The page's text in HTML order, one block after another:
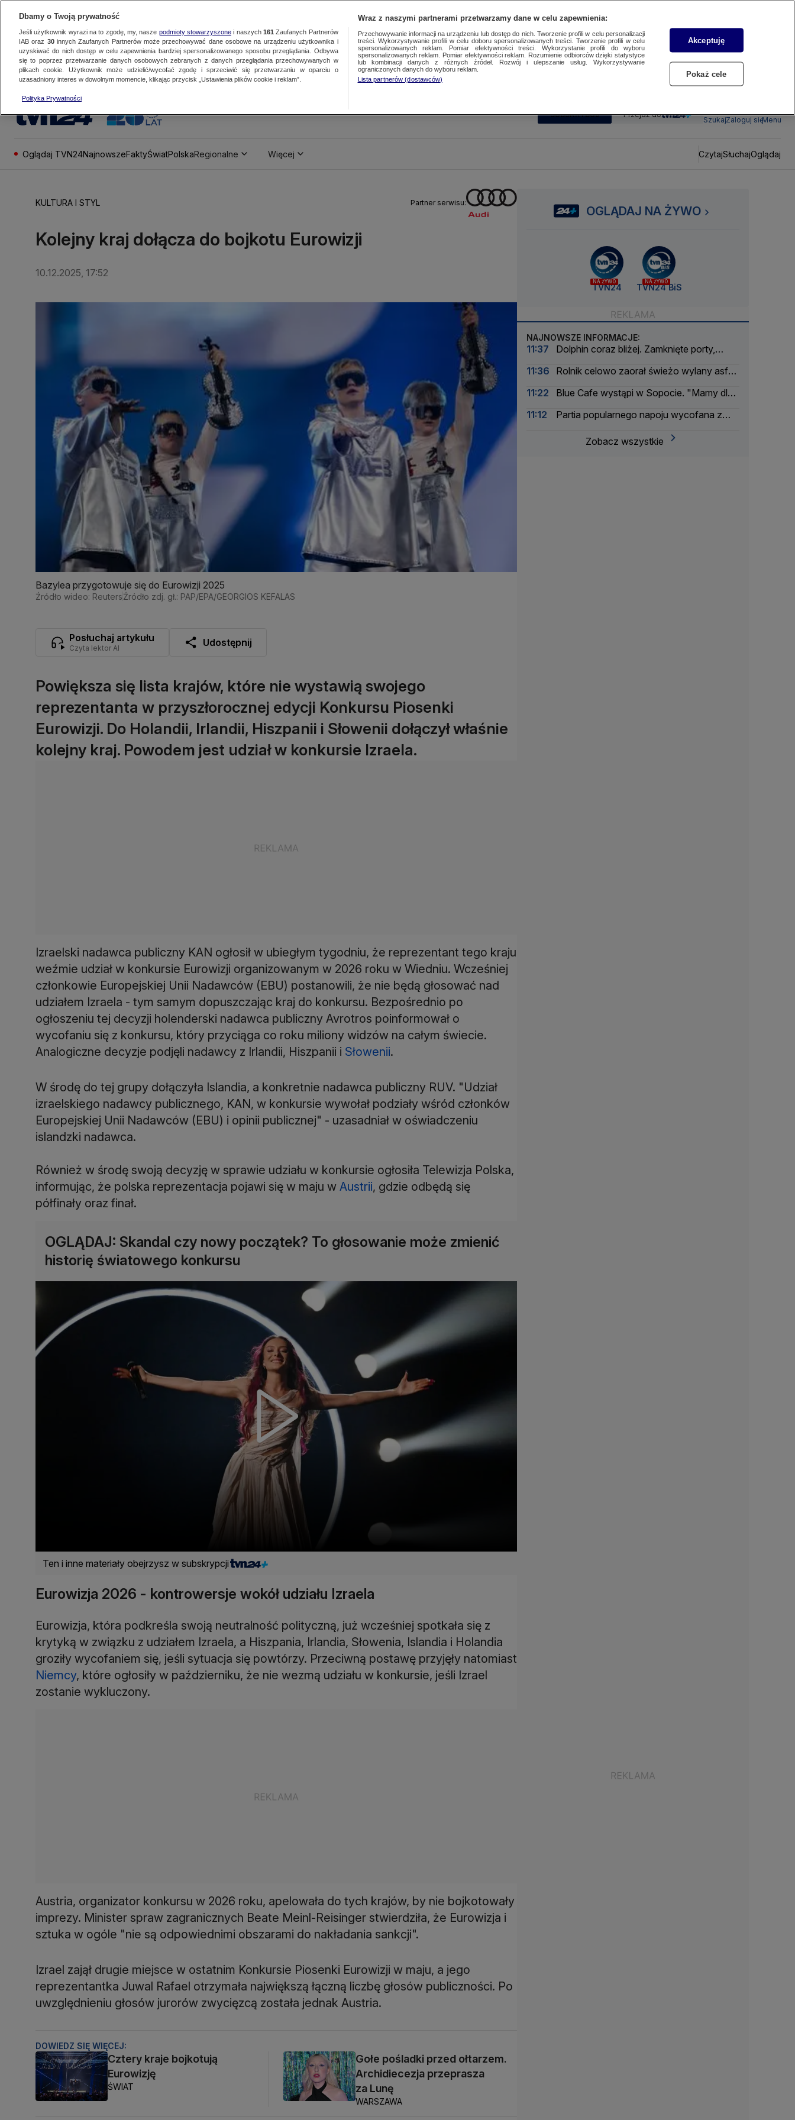
SUBSKRYBUJ Przejdź do
SzukajZaloguj sięMenu
Oglądaj TVN24NajnowszeFaktyŚwiatPolskaRegionalne Więcej CzytajSłuchajOglądaj
KULTURA I STYL Partner serwisu:
Kolejny kraj dołącza do bojkotu Eurowizji
10.12.2025, 17:52
Bazylea przygotowuje się do Eurowizji 2025
Źródło wideo: ReutersŹródło zdj. gł.: PAP/EPA/GEORGIOS KEFALAS
Posłuchaj artykułu
Czyta lektor AI Udostępnij
Powiększa się lista krajów, które nie wystawią swojego
reprezentanta w przyszłorocznej edycji Konkursu Piosenki
Eurowizji. Do Holandii, Irlandii, Hiszpanii i Słowenii dołączył właśnie
kolejny kraj. Powodem jest udział w konkursie Izraela.
Izraelski nadawca publiczny KAN ogłosił w ubiegłym tygodniu, że reprezentant tego kraju
weźmie udział w konkursie Eurowizji organizowanym w 2026 roku w Wiedniu. Wcześniej
członkowie Europejskiej Unii Nadawców (EBU) postanowili, że nie będą głosować nad
udziałem Izraela - tym samym dopuszczając kraj do konkursu. Bezpośrednio po
ogłoszeniu tej decyzji holenderski nadawca publiczny Avrotros poinformował o
wycofaniu się z konkursu, który przyciąga co roku miliony widzów na całym świecie.
Analogiczne decyzje podjęli nadawcy z Irlandii, Hiszpanii i Słowenii.
W środę do tej grupy dołączyła Islandia, a konkretnie nadawca publiczny RUV. "Udział
izraelskiego nadawcy publicznego, KAN, w konkursie wywołał podziały wśród członków
Europejskiej Unii Nadawców (EBU) i opinii publicznej" - uzasadniał w oświadczeniu
islandzki nadawca.
Również w środę swoją decyzję w sprawie udziału w konkursie ogłosiła Telewizja Polska,
informując, że polska reprezentacja pojawi się w maju w Austrii, gdzie odbędą się
półfinały oraz finał.
OGLĄDAJ: Skandal czy nowy początek? To głosowanie może zmienić
historię światowego konkursu
Ten i inne materiały obejrzysz w subskrypcji
Eurowizja 2026 - kontrowersje wokół udziału Izraela
Eurowizja, która podkreśla swoją neutralność polityczną, już wcześniej spotkała się z
krytyką w związku z udziałem Izraela, a Hiszpania, Irlandia, Słowenia, Islandia i Holandia
groziły wycofaniem się, jeśli sytuacja się powtórzy. Przeciwną postawę przyjęły natomiast
Niemcy, które ogłosiły w październiku, że nie wezmą udziału w konkursie, jeśli Izrael
zostanie wykluczony.
Austria, organizator konkursu w 2026 roku, apelowała do tych krajów, by nie bojkotowały
imprezy. Minister spraw zagranicznych Beate Meinl-Reisinger stwierdziła, że ​​Eurowizja i
sztuka w ogóle "nie są odpowiednimi obszarami do nakładania sankcji".
Izrael zajął drugie miejsce w ostatnim Konkursie Piosenki Eurowizji w maju, a jego
reprezentantka Juwal Rafael otrzymała największą łączną liczbę głosów publiczności. Po
uwzględnieniu głosów jurorów zwycięzcą została jednak Austria.
DOWIEDZ SIĘ WIĘCEJ:
Cztery kraje bojkotują
Eurowizję
ŚWIAT
Gołe pośladki przed ołtarzem.
Archidiecezja przeprasza
za Lunę
WARSZAWA
OGLĄDAJ NA ŻYWO
NA ŻYWO
TVN24
NA ŻYWO
TVN24 BiS
NAJNOWSZE INFORMACJE:
11:37
Dolphin coraz bliżej. Zamknięte porty,
11:36
Rolnik celowo zaorał świeżo wylany asfalt
11:22
Blue Cafe wystąpi w Sopocie. "Mamy dla
11:12
Partia popularnego napoju wycofana z
Zobacz wszystkie
Dbamy o Twoją prywatność
Jeśli użytkownik wyrazi na to zgodę, my, nasze podmioty stowarzyszonei naszych 161 Zaufanych Partnerów
IAB oraz 30innych Zaufanych Partnerów może przechowywać dane osobowe na urządzeniu użytkownika i
uzyskiwać do nich dostęp w celu zapewnienia bardziej spersonalizowanego sposobu przeglądania. Odbywa
się to poprzez przetwarzanie danych osobowych zebranych z danych przeglądania przechowywanych w
plikach cookie. Użytkownik może udzielić/wycofać zgodę i sprzeciwić się przetwarzaniu w oparciu o
uzasadniony interes w dowolnym momencie, klikając przycisk „Ustawienia plików cookie i reklam”.
Polityka Prywatności
Wraz z naszymi partnerami przetwarzamy dane w celu zapewnienia:
Przechowywanie informacji na urządzeniu lub dostęp do nich. Tworzenie profili w celu personalizacji
treści. Wykorzystywanie profili w celu doboru spersonalizowanych treści. Tworzenie profili w celu
spersonalizowanych reklam. Pomiar efektywności treści. Wykorzystanie profili do wyboru
spersonalizowanych reklam. Pomiar efektywności reklam. Rozumienie odbiorców dzięki statystyce
lub kombinacji danych z różnych źródeł. Rozwój i ulepszanie usług. Wykorzystywanie
ograniczonych danych do wyboru reklam.
Lista partnerów (dostawców)
Akceptuję
Pokaż cele